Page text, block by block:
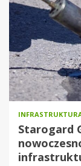
Starogard